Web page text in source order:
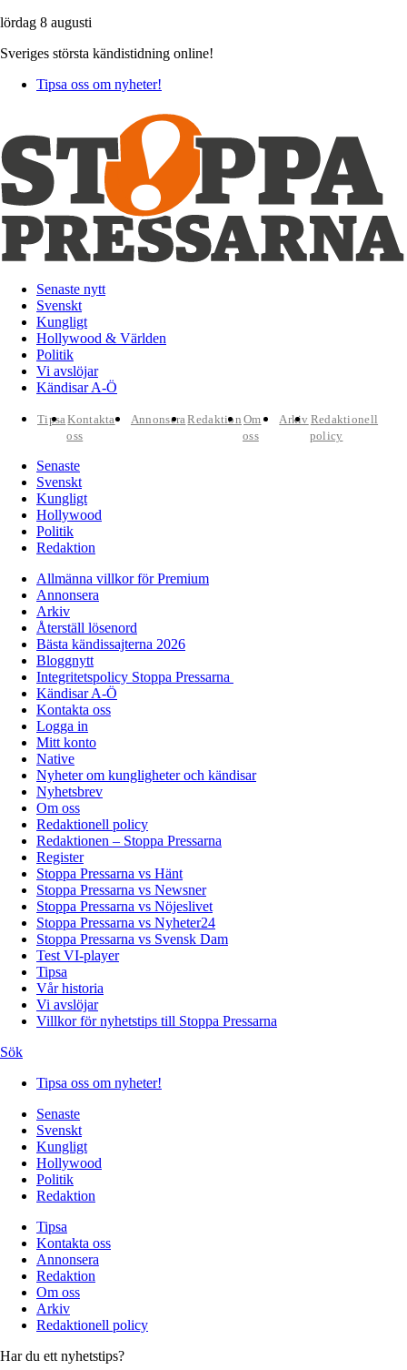
lördag 8 augusti
Sveriges största kändistidning online!
Tipsa oss om nyheter!
Senaste nytt
Svenskt
Kungligt
Hollywood & Världen
Politik
Vi avslöjar
Kändisar A-Ö
TipsaKontakta
oss
AnnonseraRedaktion Om
oss
Arkiv Redaktionell
policy
Senaste
Svenskt
Kungligt
Hollywood
Politik
Redaktion
Allmänna villkor för Premium
Annonsera
Arkiv
Återställ lösenord
Bästa kändissajterna 2026
Bloggnytt
Integritetspolicy Stoppa Pressarna
Kändisar A-Ö
Kontakta oss
Logga in
Mitt konto
Native
Nyheter om kungligheter och kändisar
Nyhetsbrev
Om oss
Redaktionell policy
Redaktionen – Stoppa Pressarna
Register
Stoppa Pressarna vs Hänt
Stoppa Pressarna vs Newsner
Stoppa Pressarna vs Nöjeslivet
Stoppa Pressarna vs Nyheter24
Stoppa Pressarna vs Svensk Dam
Test VI-player
Tipsa
Vår historia
Vi avslöjar
Villkor för nyhetstips till Stoppa Pressarna
Sök
Tipsa oss om nyheter!
Senaste
Svenskt
Kungligt
Hollywood
Politik
Redaktion
Tipsa
Kontakta oss
Annonsera
Redaktion
Om oss
Arkiv
Redaktionell policy
Har du ett nyhetstips?